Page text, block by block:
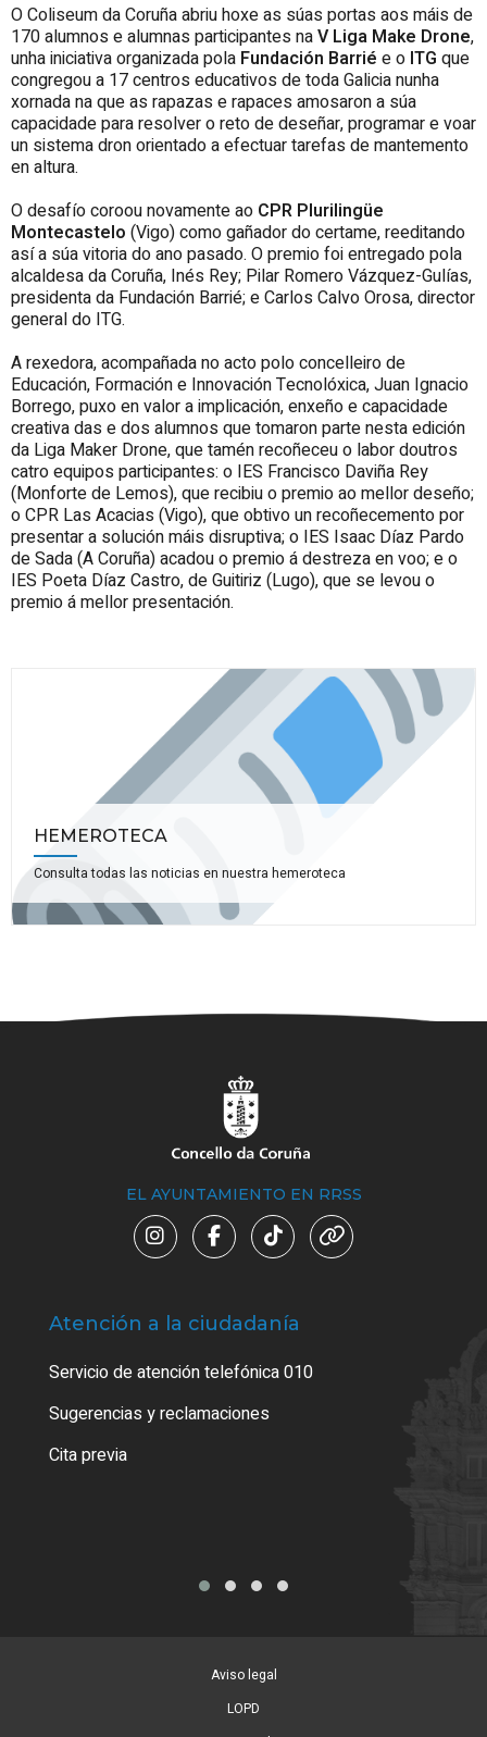
O Coliseum da Coruña abriu hoxe as súas portas aos máis de
170 alumnos e alumnas participantes naV Liga Make Drone,
unha iniciativa organizada pola Fundación Barrié e o ITG que
congregou a 17 centros educativos de toda Galicia nunha
xornada na que as rapazas e rapaces amosaron a súa
capacidade para resolver o reto de deseñar, programar e voar
un sistema dron orientado a efectuar tarefas de mantemento
en altura.
O desafío coroou novamente ao CPR Plurilingüe
Montecastelo (Vigo) como gañador do certame, reeditando
así a súa vitoria do ano pasado. O premio foi entregado pola
alcaldesa da Coruña, Inés Rey; Pilar Romero Vázquez-Gulías,
presidenta da Fundación Barrié; e Carlos Calvo Orosa, director
general do ITG.
A rexedora, acompañada no acto polo concelleiro de
Educación, Formación e Innovación Tecnolóxica, Juan Ignacio
Borrego, puxo en valor a implicación, enxeño e capacidade
creativa das e dos alumnos que tomaron parte nesta edición
da Liga Maker Drone, que tamén recoñeceu o labor doutros
catro equipos participantes: o IES Francisco Daviña Rey
(Monforte de Lemos), que recibiu o premio ao mellor deseño;
o CPR Las Acacias (Vigo), que obtivo un recoñecemento por
presentar a solución máis disruptiva; o IES Isaac Díaz Pardo
de Sada (A Coruña) acadou o premio á destreza en voo; e o
IES Poeta Díaz Castro, de Guitiriz (Lugo), que se levou o
premio á mellor presentación.
HEMEROTECA
Consulta todas las noticias en nuestra hemeroteca
EL AYUNTAMIENTO EN RRSS
Atención a la ciudadanía
Servicio de atención telefónica 010
Sugerencias y reclamaciones
Cita previa
Aviso legal
LOPD